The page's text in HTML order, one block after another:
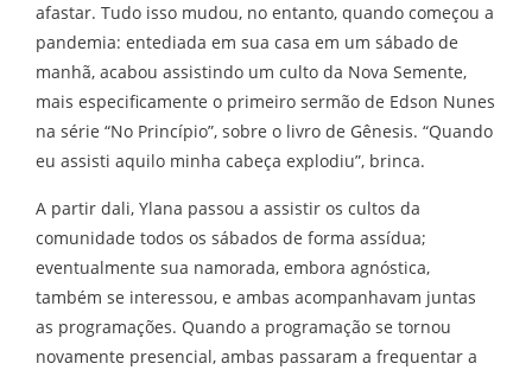
afastar. Tudo isso mudou, no entanto, quando começou a
pandemia: entediada em sua casa em um sábado de
manhã, acabou assistindo um culto da Nova Semente,
mais especificamente o primeiro sermão de Edson Nunes
na série “No Princípio”, sobre o livro de Gênesis. “Quando
eu assisti aquilo minha cabeça explodiu”, brinca.
A partir dali, Ylana passou a assistir os cultos da
comunidade todos os sábados de forma assídua;
eventualmente sua namorada, embora agnóstica,
também se interessou, e ambas acompanhavam juntas
as programações. Quando a programação se tornou
novamente presencial, ambas passaram a frequentar a